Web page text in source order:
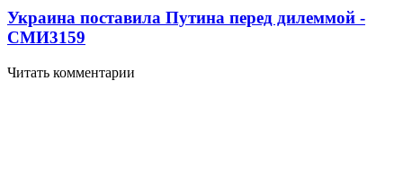
Украина поставила Путина перед дилеммой -
СМИ3159
Читать комментарии